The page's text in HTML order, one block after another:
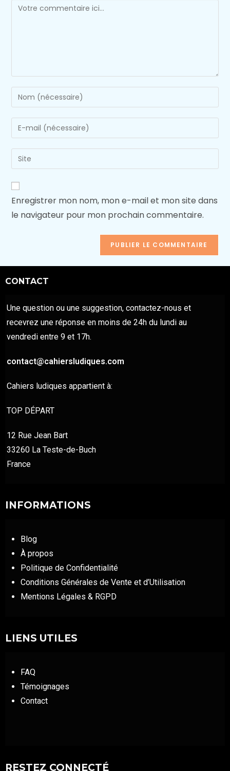
Enregistrer mon nom, mon e-mail et mon site dans
le navigateur pour mon prochain commentaire.
CONTACT
Une question ou une suggestion, contactez-nous et
recevrez une réponse en moins de 24h du lundi au
vendredi entre 9 et 17h.
contact@cahiersludiques.com
Cahiers ludiques appartient à:
TOP DÉPART
12 Rue Jean Bart
33260 La Teste-de-Buch
France
INFORMATIONS
Blog
À propos
Politique de Confidentialité
Conditions Générales de Vente et d’Utilisation
Mentions Légales & RGPD
LIENS UTILES
FAQ
Témoignages
Contact
RESTEZ CONNECTÉ